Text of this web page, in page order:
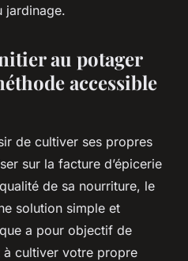
jardinage.
au potager
accessible
de cultiver ses propres
sur la facture d’épicerie
de sa nourriture, le
solution simple et
a pour objectif de
cultiver votre propre